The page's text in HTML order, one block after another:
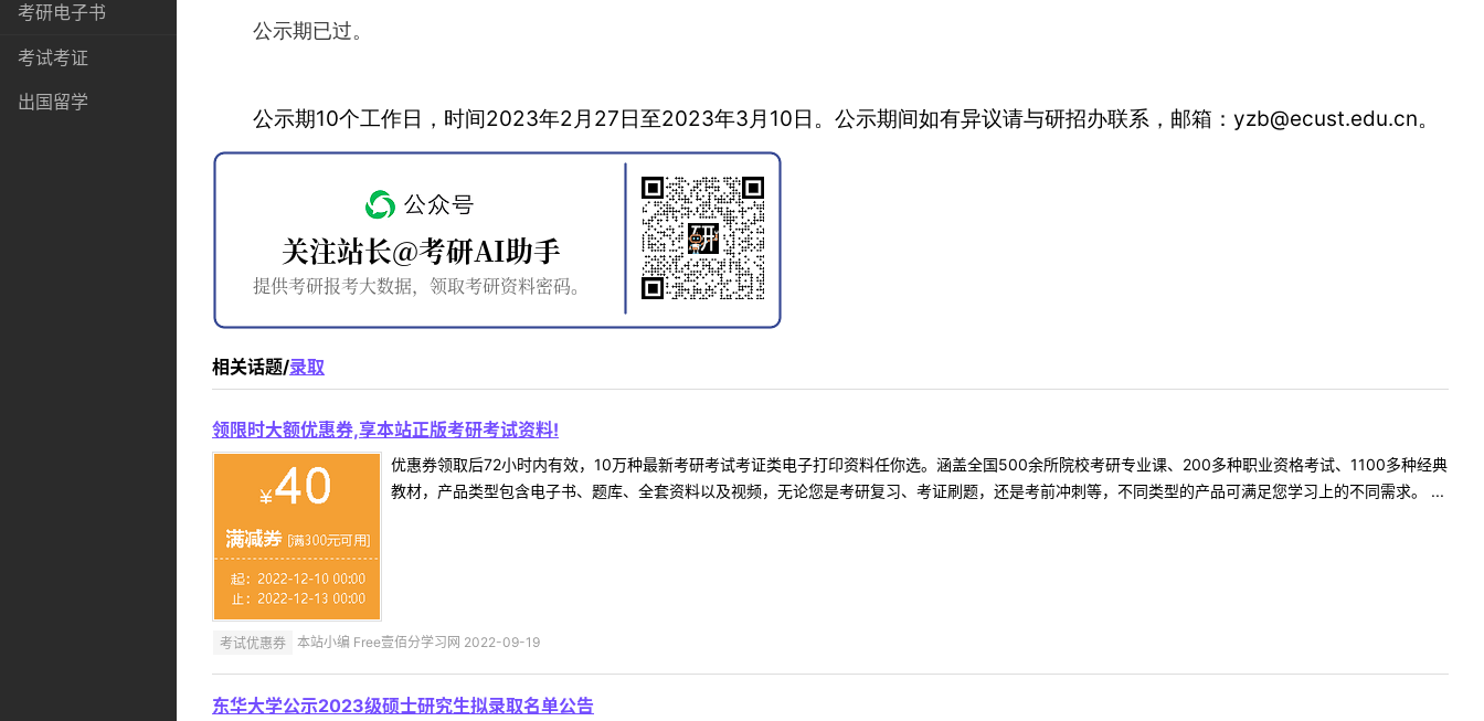
考研电子书
考试考证
出国留学
公示期已过。
公示期10个工作日，时间2023年2月 27 日至2023年3月 10 日。公示期间如有异议请与研招办联系，邮箱： yzb@ecust.edu.cn。
相关话题/录取
领限时大额优惠券,享本站正版考研考试资料!
优惠券领取后72小时内有效，10万种最新考研考试考证类电子打印资料任你选。涵盖全国500余所院校考研专业课、200多种职业资格考试、1100多种经典
教材，产品类型包含电子书、题库、全套资料以及视频，无论您是考研复习、考证刷题，还是考前冲刺等，不同类型的产品可满足您学习上的不同需求。 ...
考试优惠券 本站小编 Free壹佰分学习网 2022-09-19
东华大学公示2023级硕士研究生拟录取名单公告